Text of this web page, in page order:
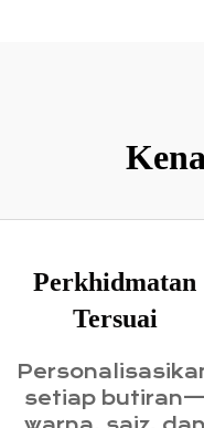
Perkhidmatan
Tersuai
setiap butiran—